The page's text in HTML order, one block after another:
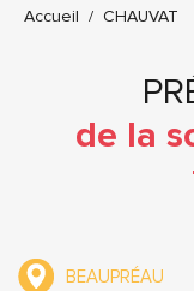
Vous êtes ici :
Accueil CHAUVAT
de la
BEAUPRÉAU